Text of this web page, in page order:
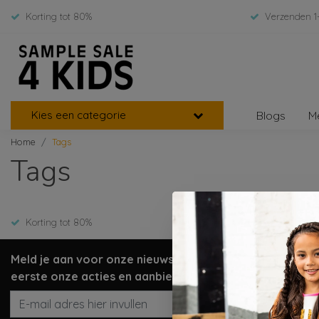
Korting tot 80% Verzenden
Kies een categorie Blogs
Home Tags
Tags
Korting tot 80% Verzenden
Meld je aan voor onze nieuwsbrief en ontvang als
eerste onze acties en aanbiedingen!
Abonneer